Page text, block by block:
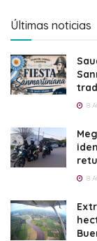
Últimas noticias
8
8